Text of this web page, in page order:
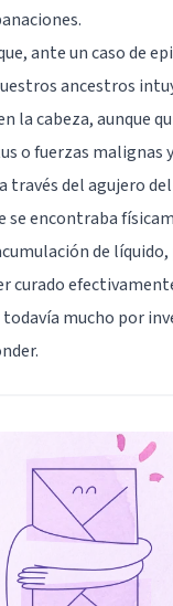
ante un caso de
ancestros
la cabeza, aunque
o fuerzas malignas
través del agujero
encontraba
de
curado
mucho por